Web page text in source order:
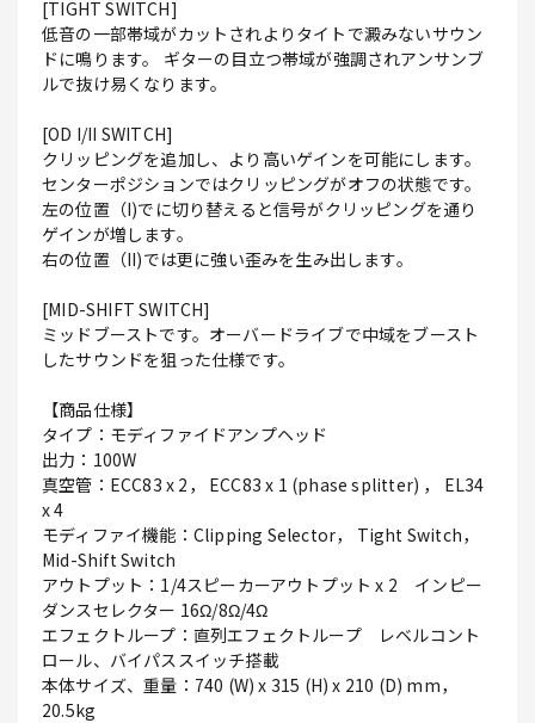
[TIGHT SWITCH]
低音の一部帯域がカットされよりタイトで澱みないサウン
ドに鳴ります。 ギターの目立つ帯域が強調されアンサンブ
ルで抜け易くなります。
[OD I/II SWITCH]
クリッピングを追加し、より高いゲインを可能にします。
センターポジションではクリッピングがオフの状態です。
左の位置（I)でに切り替えると信号がクリッピングを通り
ゲインが増します。
右の位置（II)では更に強い歪みを生み出します。
[MID-SHIFT SWITCH]
ミッドブーストです。オーバードライブで中域をブースト
したサウンドを狙った仕様です。
【商品仕様】
タイプ：モディファイドアンプヘッド
出力：100W
真空管：ECC83 x 2， ECC83 x 1 (phase splitter) ， EL34
x 4
モディファイ機能：Clipping Selector， Tight Switch，
Mid-Shift Switch
アウトプット：1/4スピーカーアウトプット x 2 インピー
ダンスセレクター 16Ω/8Ω/4Ω
エフェクトループ：直列エフェクトループ レベルコント
ロール、バイパススイッチ搭載
本体サイズ、重量：740 (W) x 315 (H) x 210 (D) mm，
20.5kg